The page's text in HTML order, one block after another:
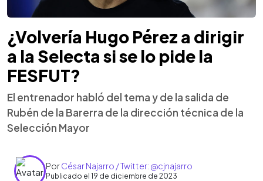
¿Volvería Hugo Pérez a dirigir
a la Selecta si se lo pide la
FESFUT?
El entrenador habló del tema y de la salida de
Rubén de la Barerra de la dirección técnica de la
Selección Mayor
PorCésar Najarro / Twitter: @cjnajarro
Publicado el 19 de diciembre de 2023